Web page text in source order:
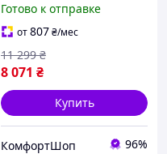
алюминий First FK-11092
Готово к отправке
от807₴/мес
8 071 ₴
11 299 ₴
Купить
КомфортШоп 96%